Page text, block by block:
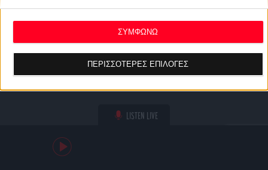
ανακαλέσετε τη συγκατάθεσή σας ανά πάσα στιγμή
επιστρέφοντας σε αυτόν τον ιστότοπο και κάνοντας κλικ στο
κουμπί "Απορρήτου" στο κάτω μέρος της ιστοσελίδας.
ΠΕΡΙΣΣΟΤΕΡΕΣ ΕΠΙΛΟΓΕΣ
ΣΥΜΦΩΝΩ
LISTEN LIVE